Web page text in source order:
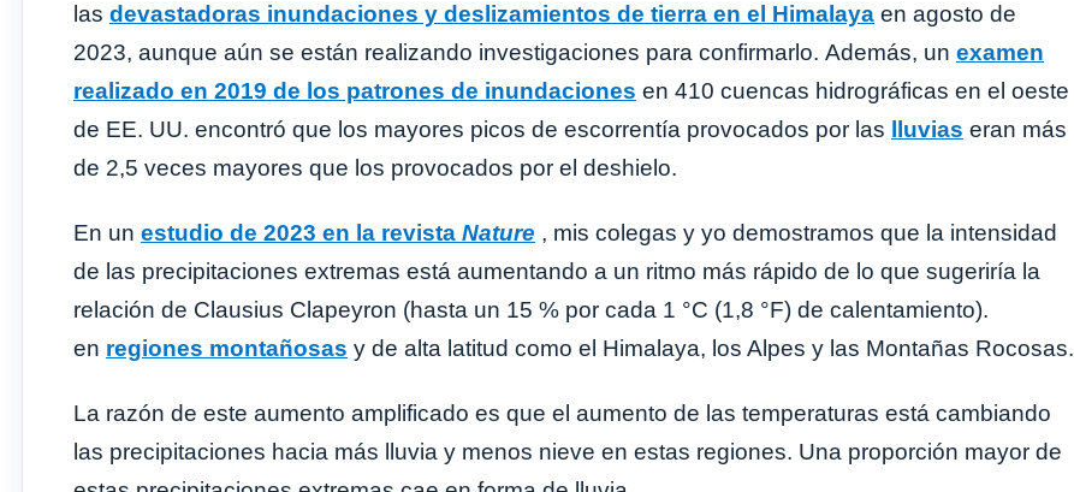
las devastadoras inundaciones y deslizamientos de tierra en el Himalaya en agosto de
2023, aunque aún se están realizando investigaciones para confirmarlo. Además, un examen
realizado en 2019 de los patrones de inundaciones en 410 cuencas hidrográficas en el oeste
de EE. UU. encontró que los mayores picos de escorrentía provocados por las
lluvias eran más
de 2,5 veces mayores que los provocados por el deshielo.
En un estudio de 2023 en la revista Nature , mis colegas y yo demostramos que la intensidad
de las precipitaciones extremas está aumentando a un ritmo más rápido de lo que sugeriría la
relación de Clausius Clapeyron (hasta un 15 % por cada 1 °C (1,8 °F) de calentamiento).
en regiones montañosas y de alta latitud como el Himalaya, los Alpes y las Montañas Rocosas.
La razón de este aumento amplificado es que el aumento de las temperaturas está cambiando
las precipitaciones hacia más lluvia y menos nieve en estas regiones. Una proporción mayor de